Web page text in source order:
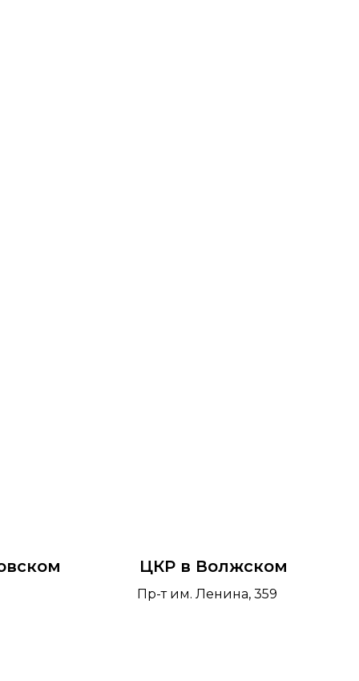
ЦКР в Волжском
Пр-т им. Ленина, 359